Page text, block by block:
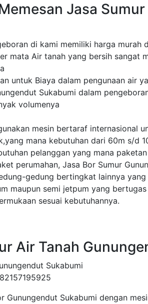
Jasa
di kami memiliki harga murah
mata Air tanah yang bersih sangat
untuk Biaya dalam pengunaan air
Sukabumi dalam
volumenya
mesin bertaraf internasional
mana kebutuhan dari 60m s/d
pelanggan yang mana
perumahan, Jasa Bor Sumur
gedung bertingkat lainnya
maupun semi jetpum yang
sesuai kebutuhannya.
Air Tanah
Sukabumi
Gunungendut Sukabumi dengan